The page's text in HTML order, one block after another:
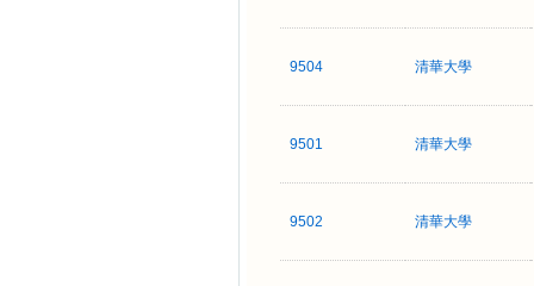
9504 清華大學
9501 清華大學
9502 清華大學